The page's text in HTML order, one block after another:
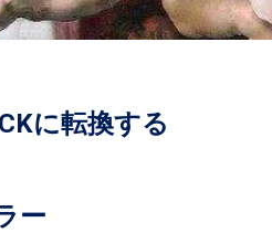
に転換する
ー